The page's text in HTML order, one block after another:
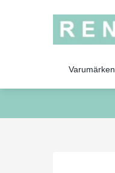
Varumärken